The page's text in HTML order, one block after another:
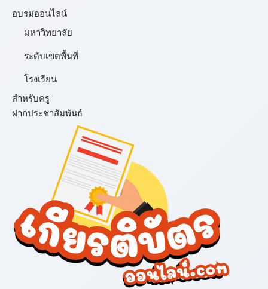
อบรมออนไลน์
มหาวิทยาลัย
ระดับเขตพื้นที่
โรงเรียน
สำหรับครู
ฝากประชาสัมพันธ์